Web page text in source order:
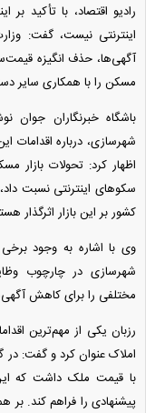
رادیو اقتصاد، با تأکید
اینترنتی نیست، گفت:
آگهی‌ها، حذف انگیزه
مسکن را با همکاری سایر
باشگاه خبرنگاران جوان
شهرسازی، درباره اقدامات
اظهار کرد: تحولات بازار
سکو‌های اینترنتی نسبت
کشور بر این بازار اثرگذار
وی با اشاره به وجود برخی
شهرسازی در چارچوب
مختلفی را برای کاهش
رزبان یکی از مهم‌ترین
املاک عنوان کرد و گفت: در
با قیمت ملک داشت که
پیشنهادی را فراهم کند.